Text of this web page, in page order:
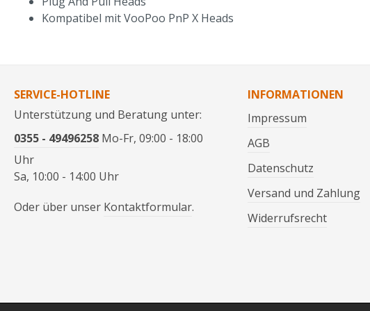
Kompatibel mit VooPoo PnP X Heads
SERVICE-HOTLINE
Unterstützung und Beratung unter:
0355 - 49496258 Mo-Fr, 09:00 - 18:00
Uhr
Sa, 10:00 - 14:00 Uhr
Oder über unser Kontaktformular.
INFORMATIONEN
Impressum
AGB
Datenschutz
Versand und Zahlung
Widerrufsrecht